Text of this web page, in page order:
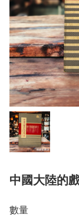
中國大陸的
數量